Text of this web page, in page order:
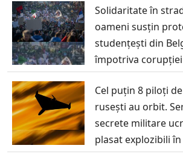
Solidaritate în
oameni susțin
studențești din
împotriva corupției
Cel puțin 8 piloți
rusești au orbit.
secrete militare
plasat explozibili